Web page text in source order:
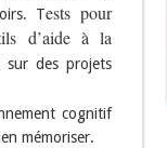
Tests pour
d’aide à la
sur des projets
cognitif
mémoriser.